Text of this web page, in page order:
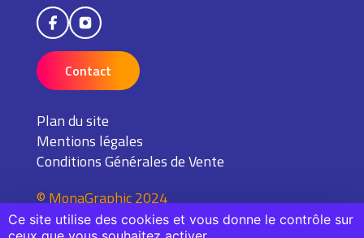
Contact
Plan du site
Mentions légales
Conditions Générales de Vente
© MonaGraphic 2024
Ce site utilise des cookies et vous donne le contrôle sur